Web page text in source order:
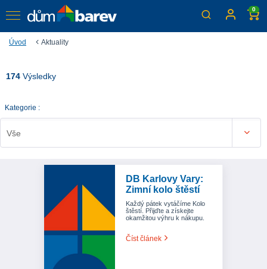
0
Úvod Aktuality
174 Výsledky
Kategorie :
Vše
DB Karlovy Vary:
Zimní kolo štěstí
Každý pátek vytáčíme Kolo
štěstí. Přijďte a získejte
okamžitou výhru k nákupu.
Číst článek